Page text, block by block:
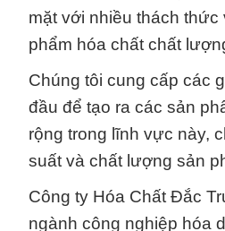
mặt với nhiều thách
phẩm hóa chất chất
Chúng tôi cung cấp các
đầu để tạo ra các sản
rộng trong lĩnh vực này,
suất và chất lượng sản
Công ty Hóa Chất Đắc
ngành công nghiệp hóa